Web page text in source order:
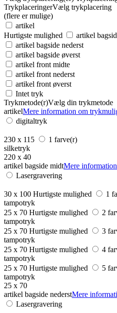
TrykplaceringerVælg trykplacering
(flere er mulige)
artikel
Hurtigste mulighed
artikel
artikel bagside nederst
artikel bagside øverst
artikel front midte
artikel front nederst
artikel front øverst
Intet tryk
Trykmetode(r)Vælg din trykmetode
artikelMere information om
digitaltryk
230 x 115
1 farve(r)
silketryk
220 x 40
artikel bagside midtMere
Lasergravering
30 x 100 Hurtigste mulighed
1
tampotryk
25 x 70 Hurtigste mulighed
2
tampotryk
25 x 70 Hurtigste mulighed
3
tampotryk
25 x 70 Hurtigste mulighed
4
tampotryk
25 x 70 Hurtigste mulighed
5
tampotryk
25 x 70
artikel bagside nederstMere
Lasergravering